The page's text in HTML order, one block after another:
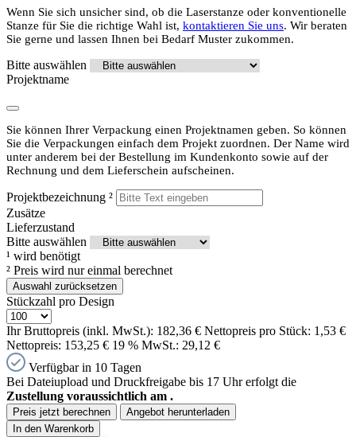
Wenn Sie sich unsicher sind, ob die Laserstanze oder konventionelle
Stanze für Sie die richtige Wahl ist, kontaktieren Sie uns. Wir beraten
Sie gerne und lassen Ihnen bei Bedarf Muster zukommen.
Bitte auswählen
Projektname
Sie können Ihrer Verpackung einen Projektnamen geben. So können
Sie die Verpackungen einfach dem Projekt zuordnen. Der Name wird
unter anderem bei der Bestellung im Kundenkonto sowie auf der
Rechnung und dem Lieferschein aufscheinen.
Projektbezeichnung ²
Zusätze
Lieferzustand
Bitte auswählen
¹ wird benötigt
² Preis wird nur einmal berechnet
Auswahl zurücksetzen
Stückzahl pro Design
Ihr Bruttopreis (inkl. MwSt.): 182,36 € Nettopreis pro Stück: 1,53 €
Nettopreis: 153,25 € 19 % MwSt.: 29,12 €
Verfügbar in 10 Tagen
Bei Dateiupload und Druckfreigabe bis 17 Uhr erfolgt die
Zustellung voraussichtlich am .
Preis jetzt berechnen
Angebot herunterladen
In den Warenkorb